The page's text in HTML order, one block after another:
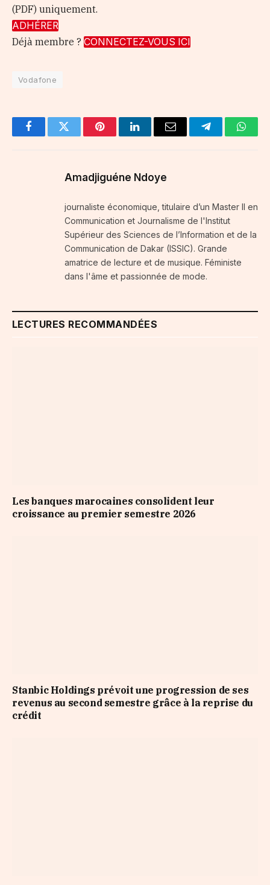
(PDF) uniquement.
ADHÉRER
Déjà membre ? CONNECTEZ-VOUS ICI
Vodafone
FacebookTwitter PinterestLinkedInEmail Telegram
Amadjiguéne Ndoye
journaliste économique, titulaire d’un Master II en
Communication et Journalisme de l'Institut
Supérieur des Sciences de l’Information et de la
Communication de Dakar (ISSIC). Grande
amatrice de lecture et de musique. Féministe
dans l'âme et passionnée de mode.
LECTURES RECOMMANDÉES
Les banques marocaines consolident leur
croissance au premier semestre 2026
Stanbic Holdings prévoit une progression de ses
revenus au second semestre grâce à la reprise du
crédit